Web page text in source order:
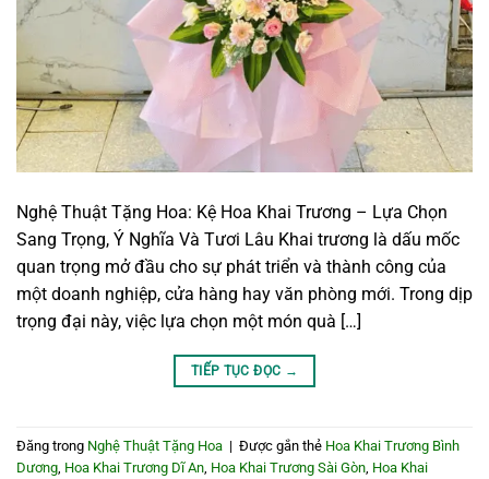
Nghệ Thuật Tặng Hoa: Kệ Hoa Khai Trương – Lựa Chọn
Sang Trọng, Ý Nghĩa Và Tươi Lâu Khai trương là dấu mốc
quan trọng mở đầu cho sự phát triển và thành công của
một doanh nghiệp, cửa hàng hay văn phòng mới. Trong dịp
trọng đại này, việc lựa chọn một món quà […]
TIẾP TỤC ĐỌC →
Đăng trong Nghệ Thuật Tặng Hoa | Được gắn thẻ Hoa Khai Trương Bình
Dương Hoa Khai Trương Dĩ An Hoa Khai Trương Sài Gòn Hoa Khai